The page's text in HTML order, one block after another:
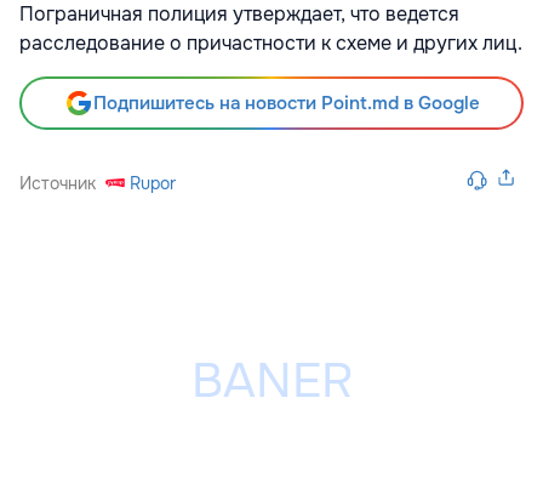
Пограничная полиция утверждает, что ведется
расследование о причастности к схеме и других лиц.
Подпишитесь на новости Point.md в Google
Источник Rupor